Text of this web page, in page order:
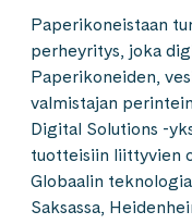
Paperikoneistaan
perheyritys, joka
Paperikoneiden,
valmistajan
Digital Solutions -
tuotteisiin liittyvien
Globaalin
Saksassa,